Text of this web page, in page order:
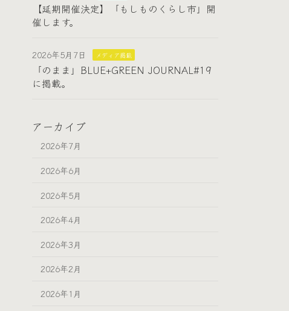
【延期開催決定】「もしものくらし市」開
催します。
2026年5月7日 メディア掲載
「のまま」BLUE+GREEN JOURNAL#19
に掲載。
アーカイブ
2026年7月
2026年6月
2026年5月
2026年4月
2026年3月
2026年2月
2026年1月